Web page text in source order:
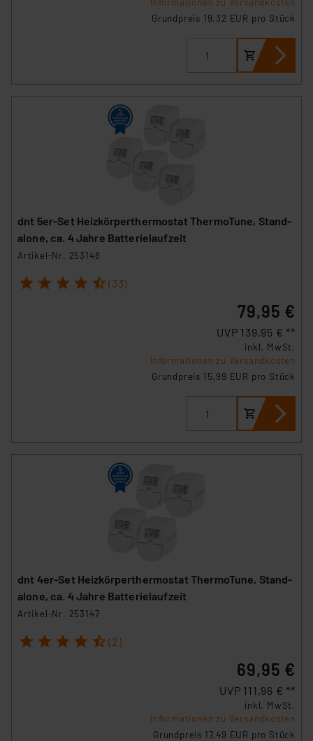
Informationen zu Versandkosten
Grundpreis 19.32 EUR pro Stück
dnt 5er-Set Heizkörperthermostat ThermoTune, Stand-
alone, ca. 4 Jahre Batterielaufzeit
Artikel-Nr. 253148
1 2 3 4 5 (33)
79,95 €
UVP 139,95 € **
inkl. MwSt.
Informationen zu Versandkosten
Grundpreis 15.99 EUR pro Stück
dnt 4er-Set Heizkörperthermostat ThermoTune, Stand-
alone, ca. 4 Jahre Batterielaufzeit
Artikel-Nr. 253147
1 2 3 4 5 (2)
69,95 €
UVP 111,96 € **
inkl. MwSt.
Informationen zu Versandkosten
Grundpreis 17.49 EUR pro Stück